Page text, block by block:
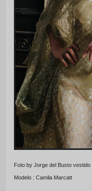
Foto by Jorge del Busto
Modelo : Camila Marcatt